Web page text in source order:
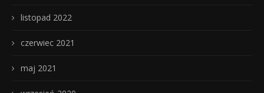
listopad 2022
czerwiec 2021
maj 2021